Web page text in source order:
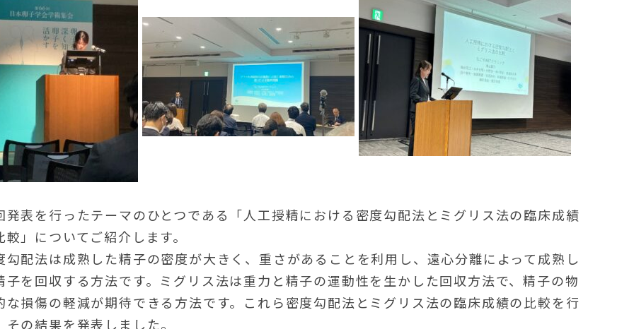
発表を行ったテーマのひとつである「人工授精における密度勾配法とミグリス法の臨床成績
較」についてご紹介します。
勾配法は成熟した精子の密度が大きく、重さがあることを利用し、遠心分離によって成熟し
子を回収する方法です。ミグリス法は重力と精子の運動性を生かした回収方法で、精子の物
な損傷の軽減が期待できる方法です。これら密度勾配法とミグリス法の臨床成績の比較を行
その結果を発表しました。